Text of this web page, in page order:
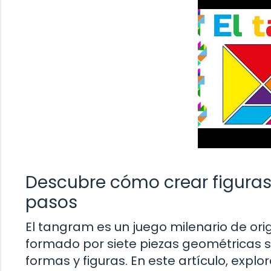
Descubre cómo crear
pasos
El tangram es un juego milenario de
formado por siete piezas geométricas
formas y figuras. En este artículo,